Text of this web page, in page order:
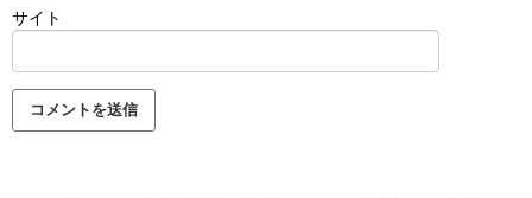
サイト